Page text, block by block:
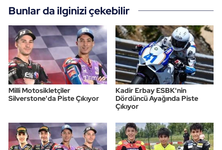
Bunlar da ilginizi çekebilir
Milli Motosikletçiler
Silverstone'da Piste Çıkıyor
Kadir Erbay ESBK'nin
Dördüncü Ayağında Piste
Çıkıyor